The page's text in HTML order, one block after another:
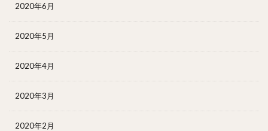
2020年6月
2020年5月
2020年4月
2020年3月
2020年2月